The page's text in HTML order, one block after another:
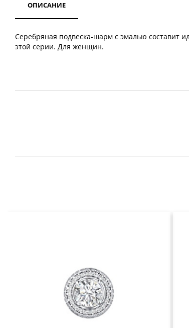
ОПИСАНИЕ
Серебряная подвеска-шарм с эмалью составит
этой серии. Для женщин.